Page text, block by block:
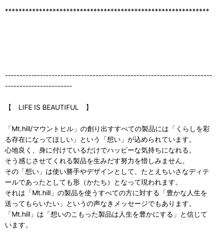
************************************************************
-----------------------------------------------------------------------
-----------------------
【 LIFE IS BEAUTIFUL 】
「Mt.hill/マウントヒル」の創り出すすべての製品には「くらしを彩
る存在になってほしい」という「想い」が込められています。
心地良く、身に付けているだけでハッピーな気持ちになれる。
そう感じさせてくれる製品を生みだす努力を惜しみません。
その「想い」は使い勝手やデザインとして、たとえちいさなディテ
ールであったとしても形（かたち）となって現われます。
それは「Mt.hill」の製品を使うすべての方に対する「豊かな人生を
送ってもらいたい」というの声なきメッセージでもあります。
「Mt.hill」は「想いのこもった製品は人生を豊かにする」と信じて
います。